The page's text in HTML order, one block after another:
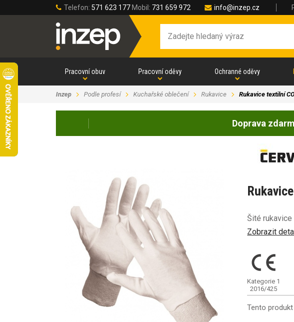
Telefon: 571 623 177 Mobil: 731 659 972 info@inzep.cz
Pracovní obuv Pracovní oděvy Ochranné oděvy
Inzep Podle profesí Kuchařské oblečení Rukavice Rukavice textilní
Doprava
Šité
Zobrazit
Kategorie 1
2016/425
Tento